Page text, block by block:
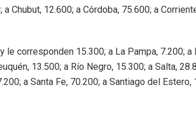
a Chubut, 12.600; a Córdoba, 75.600; a
le corresponden 15.300; a La Pampa, 7.200; a
13.500; a Río Negro, 15.300; a Salta,
a Santa Fe, 70.200; a Santiago del